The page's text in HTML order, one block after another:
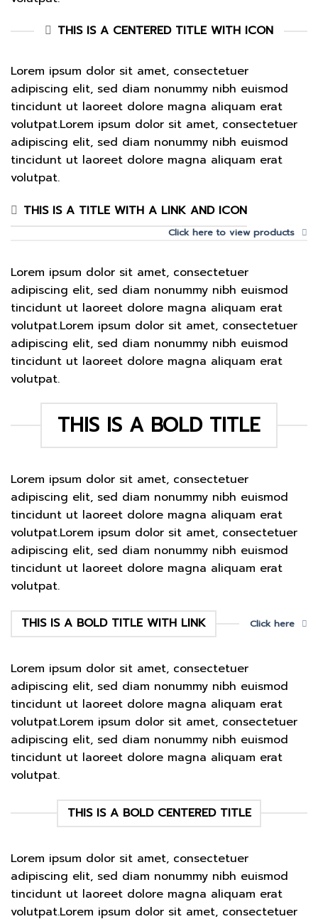
THIS IS A CENTERED TITLE WITH ICON
Lorem ipsum dolor sit amet, consectetuer
adipiscing elit, sed diam nonummy nibh euismod
tincidunt ut laoreet dolore magna aliquam erat
volutpat.Lorem ipsum dolor sit amet, consectetuer
adipiscing elit, sed diam nonummy nibh euismod
tincidunt ut laoreet dolore magna aliquam erat
volutpat.
THIS IS A TITLE WITH A LINK AND ICON
Click here to view products
Lorem ipsum dolor sit amet, consectetuer
adipiscing elit, sed diam nonummy nibh euismod
tincidunt ut laoreet dolore magna aliquam erat
volutpat.Lorem ipsum dolor sit amet, consectetuer
adipiscing elit, sed diam nonummy nibh euismod
tincidunt ut laoreet dolore magna aliquam erat
volutpat.
THIS IS A BOLD TITLE
Lorem ipsum dolor sit amet, consectetuer
adipiscing elit, sed diam nonummy nibh euismod
tincidunt ut laoreet dolore magna aliquam erat
volutpat.Lorem ipsum dolor sit amet, consectetuer
adipiscing elit, sed diam nonummy nibh euismod
tincidunt ut laoreet dolore magna aliquam erat
volutpat.
THIS IS A BOLD TITLE WITH LINK Click here
Lorem ipsum dolor sit amet, consectetuer
adipiscing elit, sed diam nonummy nibh euismod
tincidunt ut laoreet dolore magna aliquam erat
volutpat.Lorem ipsum dolor sit amet, consectetuer
adipiscing elit, sed diam nonummy nibh euismod
tincidunt ut laoreet dolore magna aliquam erat
volutpat.
THIS IS A BOLD CENTERED TITLE
Lorem ipsum dolor sit amet, consectetuer
adipiscing elit, sed diam nonummy nibh euismod
tincidunt ut laoreet dolore magna aliquam erat
volutpat.Lorem ipsum dolor sit amet, consectetuer